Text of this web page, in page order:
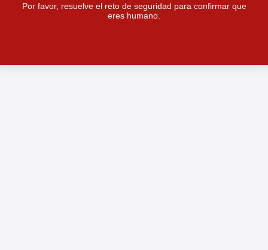
Por favor, resuelve el reto de seguridad para confirmar que
eres humano.